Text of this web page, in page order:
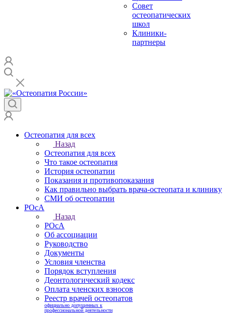
Совет
остеопатических
школ
Клиники-
партнеры
Остеопатия для всех
Назад
Остеопатия для всех
Что такое остеопатия
История остеопатии
Показания и противопоказания
Как правильно выбрать врача-остеопата и клинику
СМИ об остеопатии
РОсА
Назад
РОсА
Об ассоциации
Руководство
Документы
Условия членства
Порядок вступления
Деонтологический кодекс
Оплата членских взносов
Реестр врачей остеопатов
официально допущенных к
профессиональной деятельности